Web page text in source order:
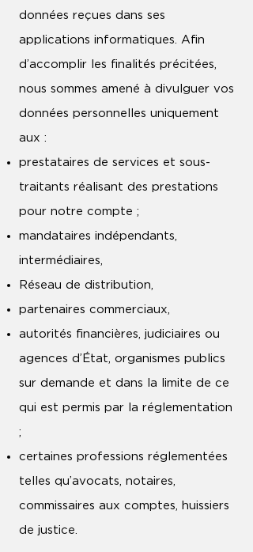
données reçues dans ses
applications informatiques. Afin
d’accomplir les finalités précitées,
nous sommes amené à divulguer vos
données personnelles uniquement
aux :
prestataires de services et sous-
traitants réalisant des prestations
pour notre compte ;
mandataires indépendants,
intermédiaires,
Réseau de distribution,
partenaires commerciaux,
autorités financières, judiciaires ou
agences d’État, organismes publics
sur demande et dans la limite de ce
qui est permis par la réglementation
;
certaines professions réglementées
telles qu’avocats, notaires,
commissaires aux comptes, huissiers
de justice.